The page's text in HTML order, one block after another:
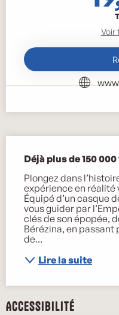
Voir
Déjà plus de 150
Plongez dans
expérience en
Équipé d’un casque
vous guider par
clés de son épopée,
Bérézina, en
de...
Lire la suite
Accessibilité